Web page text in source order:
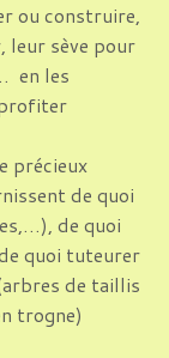
ou construire,
leur sève pour
en les
précieux
de quoi
de quoi
quoi tuteurer
de taillis
trogne)